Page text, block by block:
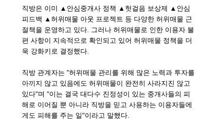
직방은 이미 ▲안심중개사 정책 ▲헛걸음 보상제 ▲안심
피드백 ▲허위매물 아웃 프로젝트 등 다양한 허위매물 근
절책을 운영하고 있다. 그러나 허위매물로 인한 이용자 불
편 사항이 지속적으로 확인되고 있어 허위매물 정책을 더
욱 강화키로 결정했다.
직방 관계자는 "허위매물 관리를 위해 많은 노력과 투자를
아끼지 않고 있음에도 허위매물이 완전히 사라지진 않고
있다"며 "이는 결국 대다수 진정성이 있는 중개사들의 피
해로 이어질 뿐 아니라 직방을 믿고 사용하는 이용자들에
게도 피해를 주는 일"이라고 말했다.